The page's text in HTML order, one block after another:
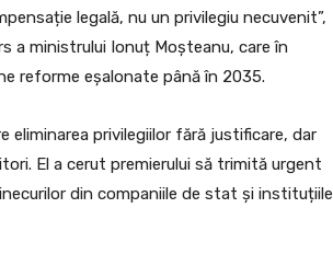
legală, nu un privilegiu necuvenit”,
a ministrului Ionuț Moșteanu, care în
reforme eșalonate până în 2035.
eliminarea privilegiilor fără justificare, dar
El a cerut premierului să trimită urgent
din companiile de stat și instituțiile